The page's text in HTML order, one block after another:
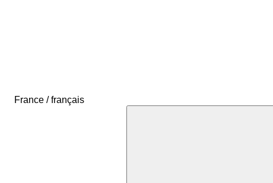
France / français